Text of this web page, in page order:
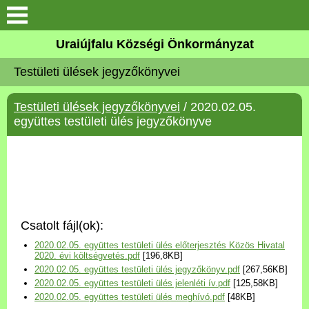
Köszöntő
Elérhetőségek
Uraiújfalu
Választási információk
Versenyképes Járások
Program
Uraiújfalu Községi Önkormányzat
Testületi ülések jegyzőkönyvei
Testületi ülések jegyzőkönyvei / 2020.02.05.
együttes testületi ülés jegyzőkönyve
Csatolt fájl(ok):
2020.02.05. együttes testületi ülés előterjesztés Közös Hivatal
2020. évi költségvetés.pdf [196,8KB]
2020.02.05. együttes testületi ülés jegyzőkönyv.pdf [267,56KB]
2020.02.05. együttes testületi ülés jelenléti ív.pdf [125,58KB]
2020.02.05. együttes testületi ülés meghívó.pdf [48KB]